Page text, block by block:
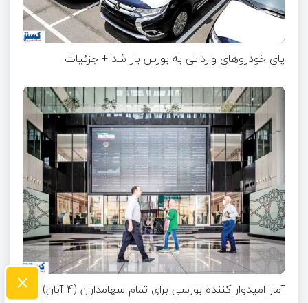
پای خودروهای وارداتی به بورس باز شد + جزئیات
آمار امیدوار کننده بورسی برای تمام سهامداران (۴ آبان) ×